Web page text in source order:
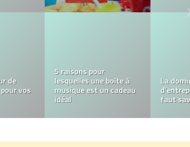
Où trouver des Djellabas
une référence en
matière d’éducation